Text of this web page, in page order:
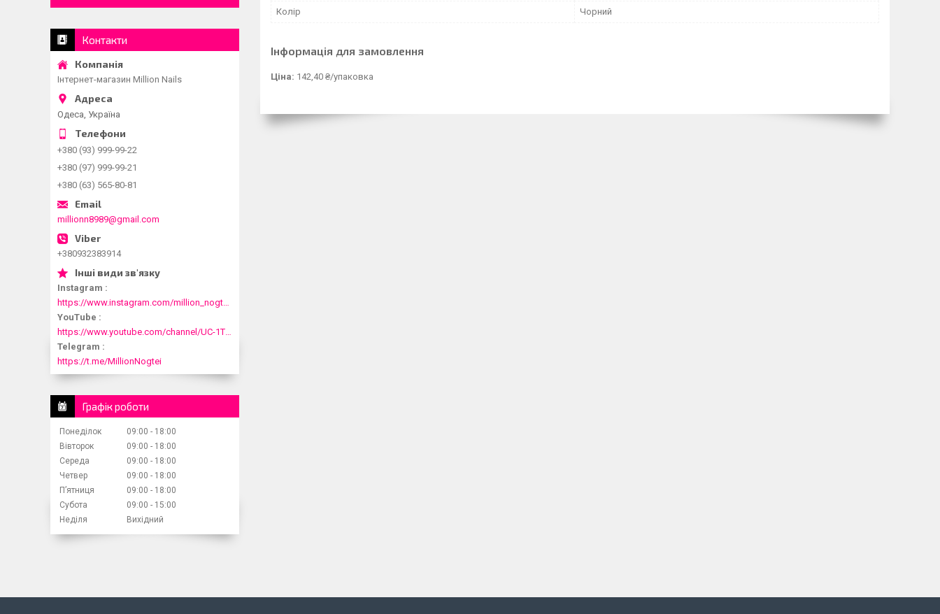
Колір Чорний
Інформація для замовлення
Ціна: 142,40 ₴/упаковка
Контакти
Інтернет-магазин Million Nails
Одеса, Україна
+380 (93) 999-99-22
+380 (97) 999-99-21
+380 (63) 565-80-81
millionn8989@gmail.com
+380932383914
Instagram
YouTube
Telegram
https://t.me/MillionNogtei
Графік роботи
Понеділок 09:00
18:00
Вівторок
09:00
18:00
Середа
09:00
18:00
Четвер
09:00
18:00
Пʼятниця
09:00
18:00
Субота
09:00
15:00
Неділя
Вихідний